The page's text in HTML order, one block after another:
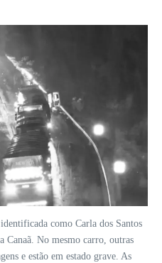
como Carla dos Santos
Canaã. No mesmo carro, outras
e estão em estado grave. As